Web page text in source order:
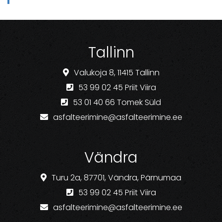
Tallinn
Valukoja 8, 11415 Tallinn
53 99 02 45 Priit Viira
53 01 40 66 Tomek Süld
asfalteerimine@asfalteerimine.ee
Vändra
Turu 2a, 87701, Vändra, Pärnumaa
53 99 02 45 Priit Viira
asfalteerimine@asfalteerimine.ee